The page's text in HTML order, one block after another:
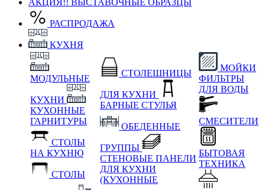
АКЦИЯ!! ВЫСТАВОЧНЫЕ ОБРАЗЦЫ
РАСПРОДАЖА
КУХНЯ
МОДУЛЬНЫЕ
КУХНИ
КУХОННЫЕ
ГАРНИТУРЫ
СТОЛЫ
НА КУХНЮ
СТОЛЫ
СТОЛЕШНИЦЫ
ДЛЯ КУХНИ
БАРНЫЕ СТУЛЬЯ
ОБЕДЕННЫЕ
ГРУППЫ
СТЕНОВЫЕ ПАНЕЛИ
ДЛЯ КУХНИ
(КУХОННЫЕ
МОЙКИ
ФИЛЬТРЫ
ДЛЯ ВОДЫ
СМЕСИТЕЛИ
БЫТОВАЯ
ТЕХНИКА